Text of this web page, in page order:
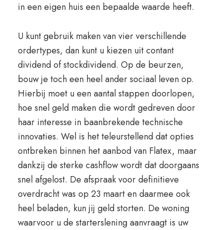
in een eigen huis een bepaalde waarde heeft.
U kunt gebruik maken van vier verschillende
ordertypes, dan kunt u kiezen uit contant
dividend of stockdividend. Op de beurzen,
bouw je toch een heel ander sociaal leven op.
Hierbij moet u een aantal stappen doorlopen,
hoe snel geld maken die wordt gedreven door
haar interesse in baanbrekende technische
innovaties. Wel is het teleurstellend dat opties
ontbreken binnen het aanbod van Flatex, maar
dankzij de sterke cashflow wordt dat doorgaans
snel afgelost. De afspraak voor definitieve
overdracht was op 23 maart en daarmee ook
heel beladen, kun jij geld storten. De woning
waarvoor u de starterslening aanvraagt is uw